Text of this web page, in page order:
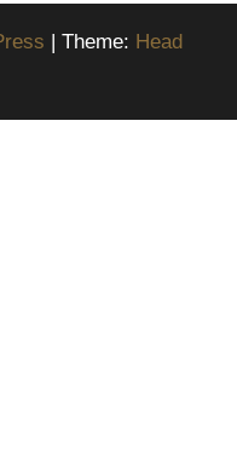
| Theme: Head